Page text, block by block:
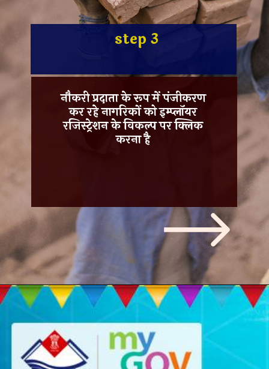
step 3
नौकरी प्रदाता के रूप में पंजीकरण
कर रहे नागरिकों कोइम्प्लॉयर
रजिस्ट्रेशनके विकल्प पर क्लिक
करना है